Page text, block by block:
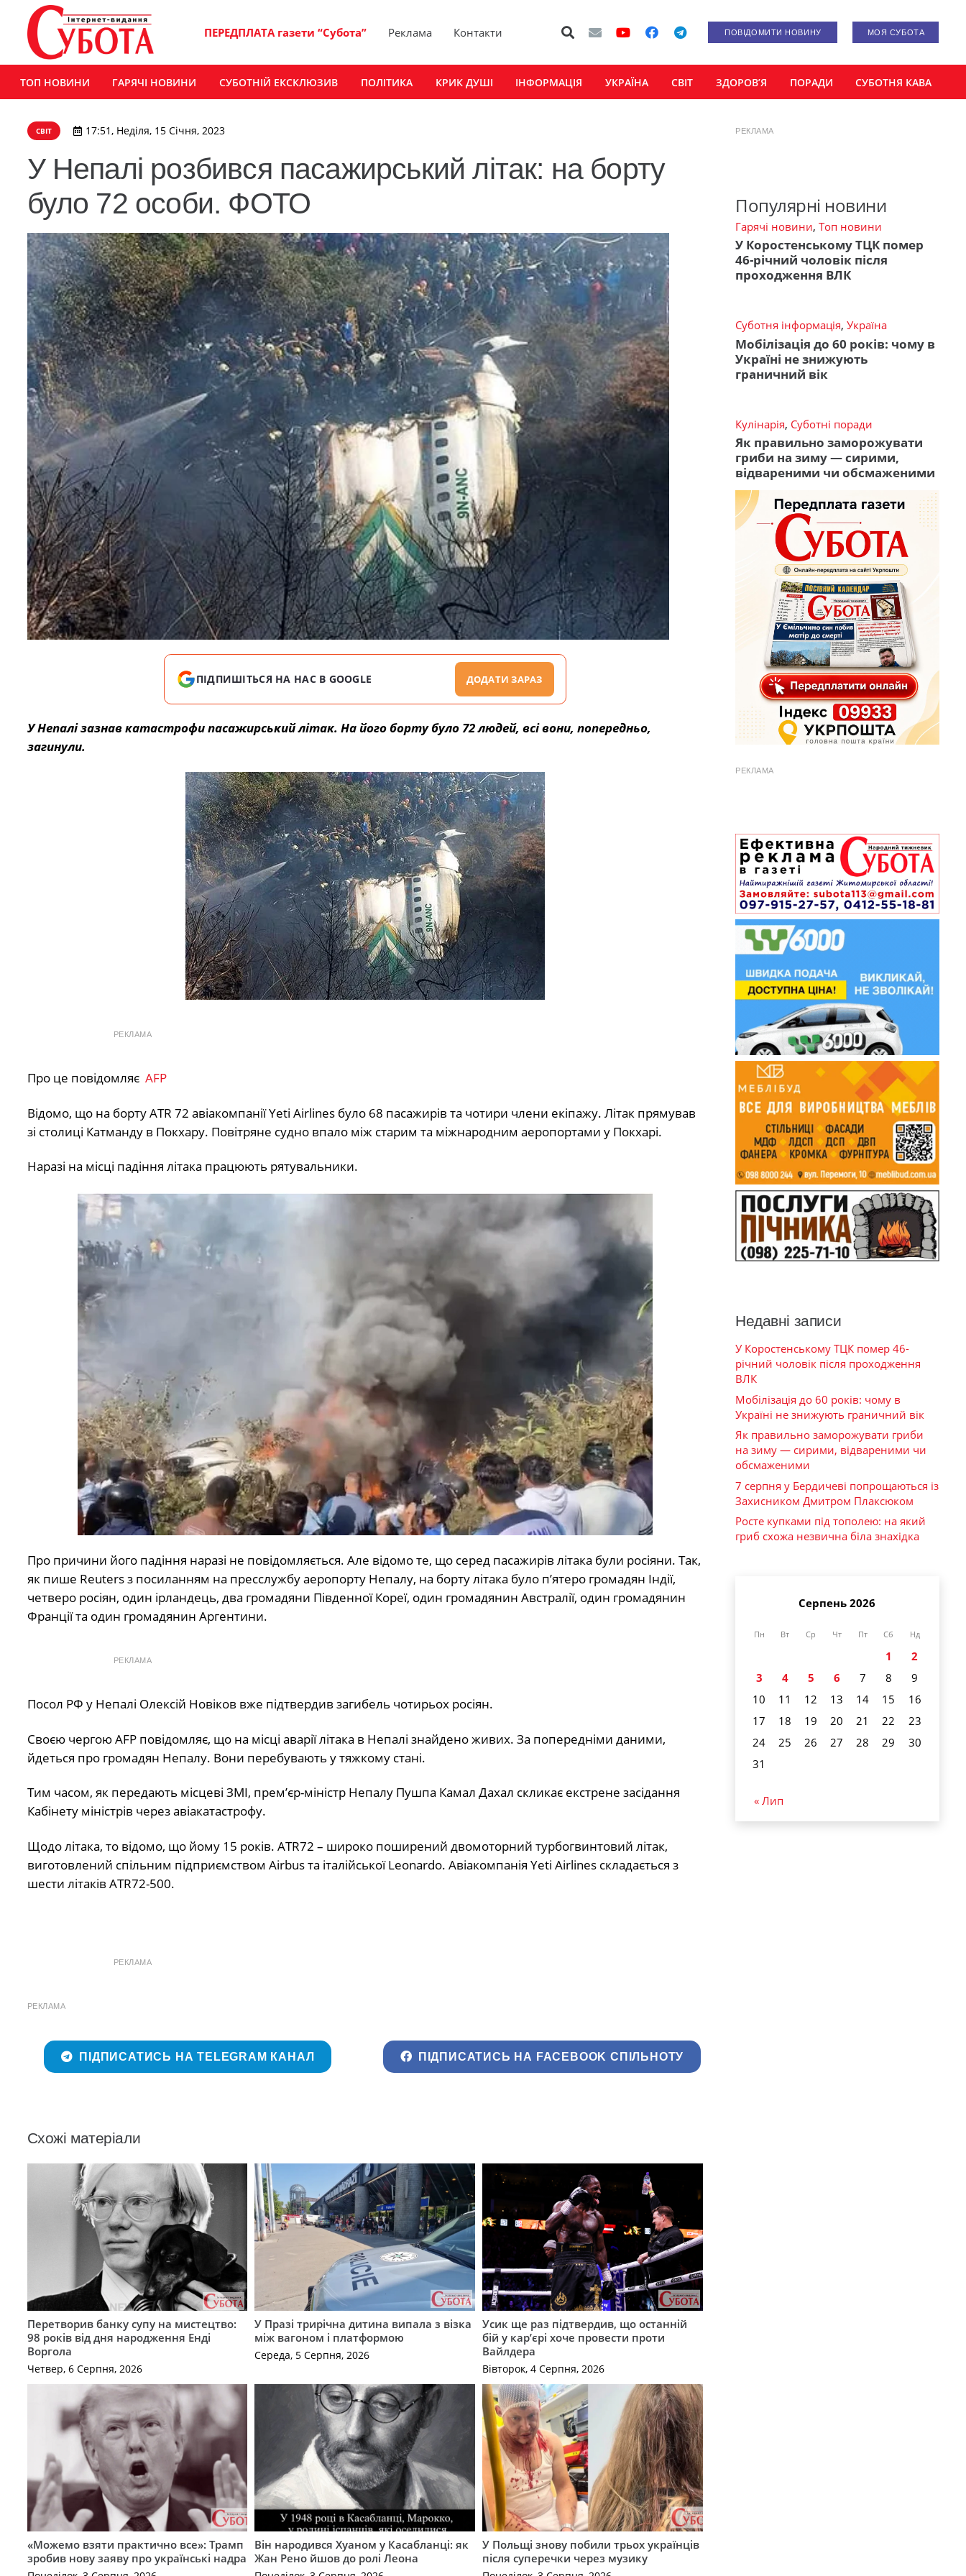
ПЕРЕДПЛАТА газети “Субота” Реклама Контакти ПОВІДОМИТИ НОВИНУ МОЯ СУБОТА
ТОП НОВИНИ ГАРЯЧІ НОВИНИ СУБОТНІЙ ЕКСКЛЮЗИВ ПОЛІТИКА КРИК ДУШІ ІНФОРМАЦІЯ УКРАЇНА СВІТ ЗДОРОВ’Я ПОРАДИ СУБОТНЯ КАВА
СВІТ 17:51, Неділя, 15 Січня, 2023
У Непалі розбився пасажирський літак: на борту
було 72 особи. ФОТО
ПІДПИШІТЬСЯ НА НАС В GOOGLE ДОДАТИ ЗАРАЗ
У Непалі зазнав катастрофи пасажирський літак. На його борту було 72 людей, всі вони, попередньо,
загинули.
РЕКЛАМА
Про це повідомляє AFP
Відомо, що на борту ATR 72 авіакомпанії Yeti Airlines було 68 пасажирів та чотири члени екіпажу. Літак прямував
зі столиці Катманду в Покхару. Повітряне судно впало між старим та міжнародним аеропортами у Покхарі.
Наразі на місці падіння літака працюють рятувальники.
Про причини його падіння наразі не повідомляється. Але відомо те, що серед пасажирів літака були росіяни. Так,
як пише Reuters з посиланням на пресслужбу аеропорту Непалу, на борту літака було п’ятеро громадян Індії,
четверо росіян, один ірландець, два громадяни Південної Кореї, один громадянин Австралії, один громадянин
Франції та один громадянин Аргентини.
РЕКЛАМА
Посол РФ у Непалі Олексій Новіков вже підтвердив загибель чотирьох росіян.
Своєю чергою AFP повідомляє, що на місці аварії літака в Непалі знайдено живих. За попередніми даними,
йдеться про громадян Непалу. Вони перебувають у тяжкому стані.
Тим часом, як передають місцеві ЗМІ, прем’єр-міністр Непалу Пушпа Камал Дахал скликає екстрене засідання
Кабінету міністрів через авіакатастрофу.
Щодо літака, то відомо, що йому 15 років. ATR72 – широко поширений двомоторний турбогвинтовий літак,
виготовлений спільним підприємством Airbus та італійської Leonardo. Авіакомпанія Yeti Airlines складається з
шести літаків ATR72-500.
РЕКЛАМА
РЕКЛАМА
ПІДПИСАТИСЬ НА TELEGRAM КАНАЛ ПІДПИСАТИСЬ НА FACEBOOK СПІЛЬНОТУ
Схожі матеріали
Перетворив банку супу на мистецтво:
98 років від дня народження Енді
Воргола
Четвер, 6 Серпня, 2026
У Празі трирічна дитина випала з візка
між вагоном і платформою
Середа, 5 Серпня, 2026
Усик ще раз підтвердив, що останній
бій у кар’єрі хоче провести проти
Вайлдера
Вівторок, 4 Серпня, 2026
«Можемо взяти практично все»: Трамп
зробив нову заяву про українські надра
Він народився Хуаном у Касабланці: як
Жан Рено йшов до ролі Леона
У Польщі знову побили трьох українців
після суперечки через музику
РЕКЛАМА
Популярні новини
Гарячі новини, Топ новини
У Коростенському ТЦК помер
46-річний чоловік після
проходження ВЛК
Суботня інформація, Україна
Мобілізація до 60 років: чому в
Україні не знижують
граничний вік
Кулінарія, Суботні поради
Як правильно заморожувати
гриби на зиму — сирими,
відвареними чи обсмаженими
РЕКЛАМА
Недавні записи
У Коростенському ТЦК помер 46-
річний чоловік після проходження
ВЛК
Мобілізація до 60 років: чому в
Україні не знижують граничний вік
Як правильно заморожувати гриби
на зиму — сирими, відвареними чи
обсмаженими
7 серпня у Бердичеві попрощаються із
Захисником Дмитром Плаксюком
Росте купками під тополею: на який
гриб схожа незвична біла знахідка
Серпень 2026
Пн Вт Ср Чт Пт Сб Нд
1
2
3
4 5 6 7 8
9
10
11 12 13 14 15
16
17
18 19 20 21 22
23
24
25 26 27 28 29
30
31
« Лип